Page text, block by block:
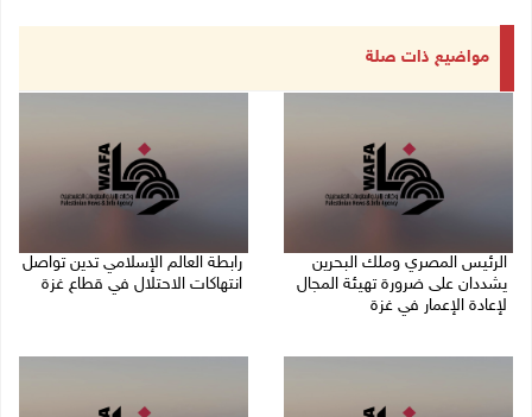
مواضيع ذات صلة
الرئيس المصري وملك البحرين
يشددان على ضرورة تهيئة المجال
لإعادة الإعمار في غزة
رابطة العالم الإسلامي تدين تواصل
انتهاكات الاحتلال في قطاع غزة